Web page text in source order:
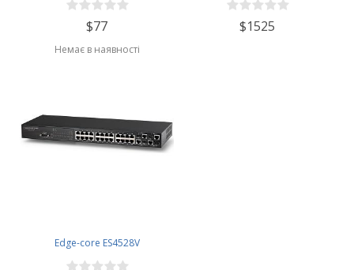
$77
Немає в наявності
$1525
Edge-core ES4528V